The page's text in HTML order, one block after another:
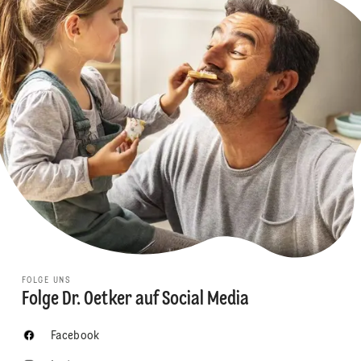
FOLGE UNS
Folge Dr. Oetker auf Social Media
Facebook